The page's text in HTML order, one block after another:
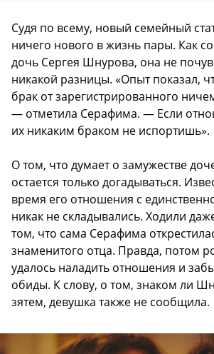
Судя по всему, новый семейный
ничего нового в жизнь пары. Как
дочь Сергея Шнурова, она не
никакой разницы. «Опыт показал,
брак от зарегистрированного
— отметила Серафима. — Если
их никаким браком не испортишь».
О том, что думает о замужестве
остается только догадываться.
время его отношения с
никак не складывались. Ходили
том, что сама Серафима
знаменитого отца. Правда, потом
удалось наладить отношения и
обиды. К слову, о том, знаком ли
зятем, девушка также не сообщила.